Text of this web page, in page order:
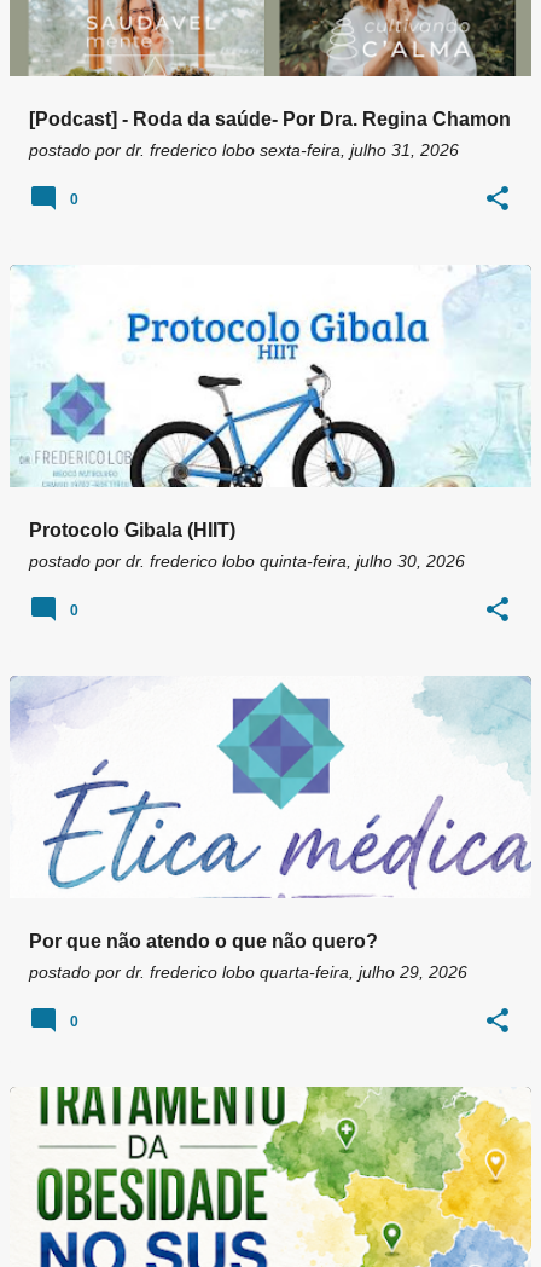
[Podcast] - Roda da saúde- Por Dra. Regina Chamon
postado por dr. frederico lobo sexta-feira, julho 31, 2026
0
Protocolo Gibala (HIIT)
postado por dr. frederico lobo quinta-feira, julho 30, 2026
0
Por que não atendo o que não quero?
postado por dr. frederico lobo quarta-feira, julho 29, 2026
0